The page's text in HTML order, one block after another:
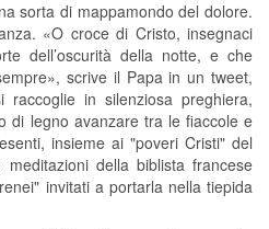
sorta di mappamondo del dolore.
«O croce di Cristo, insegnaci
dell’oscurità della notte, e che
scrive il Papa in un tweet,
raccoglie in silenziosa preghiera,
di legno avanzare tra le fiaccole e
insieme ai "poveri Cristi" del
della biblista francese
invitati a portarla nella tiepida